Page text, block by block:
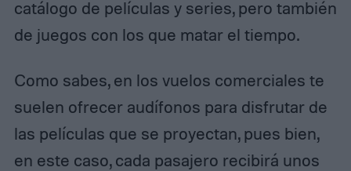
catálogo de películas y series, pero también
de juegos con los que matar el tiempo.
Como sabes, en los vuelos comerciales te
suelen ofrecer audífonos para disfrutar de
las películas que se proyectan, pues bien,
en este caso, cada pasajero recibirá unos